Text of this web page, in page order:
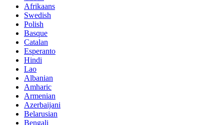
Afrikaans
Swedish
Polish
Basque
Catalan
Esperanto
Hindi
Lao
Albanian
Amharic
Armenian
Azerbaijani
Belarusian
Bengali